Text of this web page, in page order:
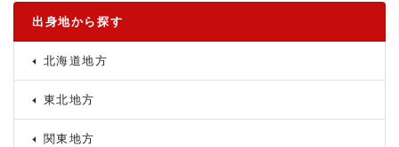
出身地から探す
北海道地方
東北地方
関東地方